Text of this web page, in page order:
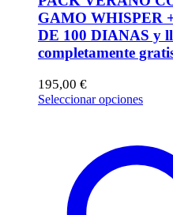
GAMO WHISPER
DE 100 DIANAS y
completamente
195,00 €
Seleccionar opcionesEste
Las